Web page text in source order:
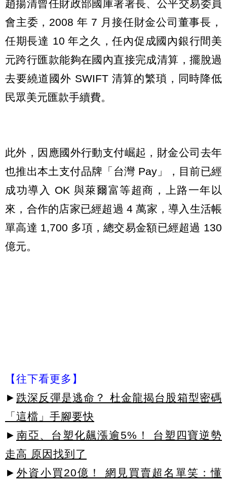
趙揚清曾任財政部國庫署署長、公平交易委員
會主委，2008 年 7 月接任財金公司董事長，
任期長達 10 年之久，任內促成國內銀行間美
元跨行匯款能夠在國內直接完成清算，擺脫過
去要繞道國外 SWIFT 清算的繁瑣，同時降低
民眾美元匯款手續費。
此外，因應國外行動支付崛起，財金公司去年
也推出本土支付品牌「台灣 Pay」，目前已經
成功導入 OK 與萊爾富等超商，上路一年以
來，合作的店家已經超過 4 萬家，導入生活帳
單高達 1,700 多項，總交易金額已經超過 130
億元。
【往下看更多】
► 跌深反彈是逃命？ 杜金龍揭台股箱型密碼
「這檔」手腳要快
► 南亞、台塑化飆漲逾5%！ 台塑四寶逆勢
走高 原因找到了
► 外資小買20億！ 網見買賣超名單笑：懂